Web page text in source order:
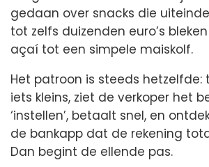
gedaan over snacks die
tot zelfs duizenden euro’s
açaí tot een simpele maiskolf.
Het patroon is steeds hetzelfde:
iets kleins, ziet de verkoper het
‘instellen’, betaalt snel, en
de bankapp dat de rekening
Dan begint de ellende pas.